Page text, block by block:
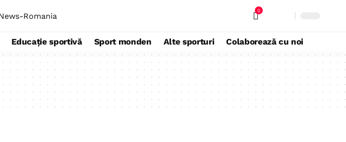
0
Educație sportivă Sport monden Alte sporturi Colaborează cu noi